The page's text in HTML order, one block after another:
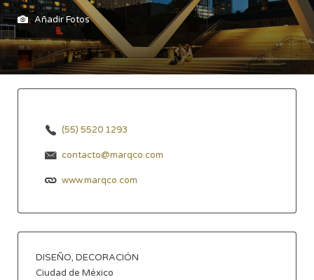
Añadir Fotos
(55) 5520 1293
contacto@marqco.com
www.marqco.com
DISEÑO, DECORACIÓN
Ciudad de México